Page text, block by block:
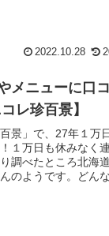
2022.10.28
メニューに口
レ珍百景】
景」で、27年１万
１万日も休みなく
調べたところ北海
のようです。どんな